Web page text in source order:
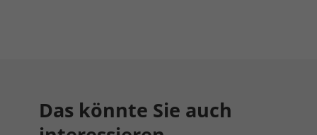
Das könnte Sie auch